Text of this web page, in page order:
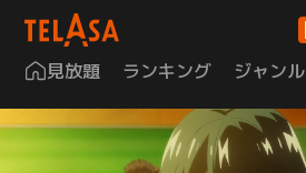
見放題 ランキング ジャンル